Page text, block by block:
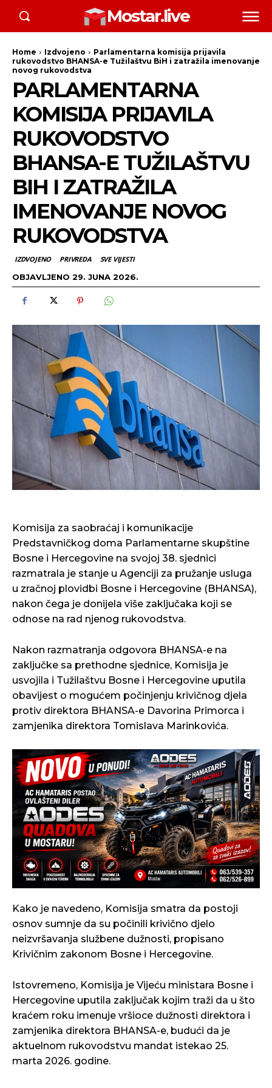
Mostar.live
Home Izdvojeno
Parlamentarna komisija prijavila
rukovodstvo BHANSA-e Tužilaštvu BiH i zatražila imenovanje
novog rukovodstva
PARLAMENTARNA
KOMISIJA PRIJAVILA
RUKOVODSTVO
BHANSA-E TUŽILAŠTVU
BIH I ZATRAŽILA
IMENOVANJE NOVOG
RUKOVODSTVA
IZDVOJENO PRIVREDA SVE VIJESTI
OBJAVLJENO 29. JUNA 2026.
Komisija za saobraćaj i komunikacije
Predstavničkog doma Parlamentarne skupštine
Bosne i Hercegovine na svojoj 38. sjednici
razmatrala je stanje u Agenciji za pružanje usluga
u zračnoj plovidbi Bosne i Hercegovine (BHANSA),
nakon čega je donijela više zaključaka koji se
odnose na rad njenog rukovodstva.
Nakon razmatranja odgovora BHANSA-e na
zaključke sa prethodne sjednice, Komisija je
usvojila i Tužilaštvu Bosne i Hercegovine uputila
obavijest o mogućem počinjenju krivičnog djela
protiv direktora BHANSA-e Davorina Primorca i
zamjenika direktora Tomislava Marinkovića.
Kako je navedeno, Komisija smatra da postoji
osnov sumnje da su počinili krivično djelo
neizvršavanja službene dužnosti, propisano
Krivičnim zakonom Bosne i Hercegovine.
Istovremeno, Komisija je Vijeću ministara Bosne i
Hercegovine uputila zaključak kojim traži da u što
kraćem roku imenuje vršioce dužnosti direktora i
zamjenika direktora BHANSA-e, budući da je
aktuelnom rukovodstvu mandat istekao 25.
marta 2026. godine.